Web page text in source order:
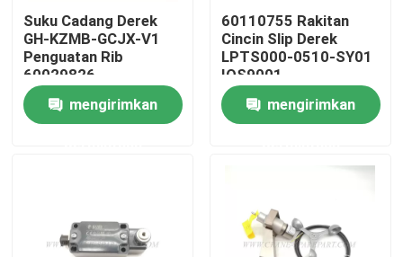
Hubungi kami
Berita
Suku Cadang Listrik Derek
Suku Cadang Derek
GH-KZMB-GCJX-V1
Penguatan Rib
60029826
mengirimkan
60110755 Rakitan
Cincin Slip Derek
LPTS000-0510-SY01
IOS9001
mengirimkan